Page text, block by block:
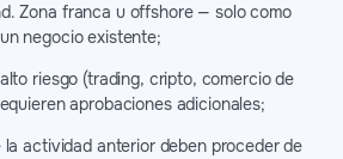
Zona franca u offshore — solo como
negocio existente;
riesgo (trading, cripto, comercio de
aprobaciones adicionales;
actividad anterior deben proceder de